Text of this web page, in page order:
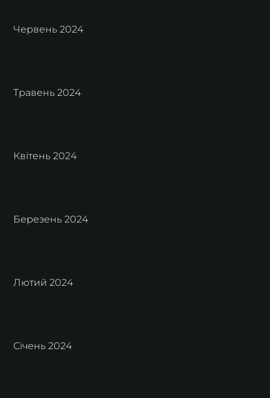
Червень 2024
Травень 2024
Квітень 2024
Березень 2024
Лютий 2024
Січень 2024